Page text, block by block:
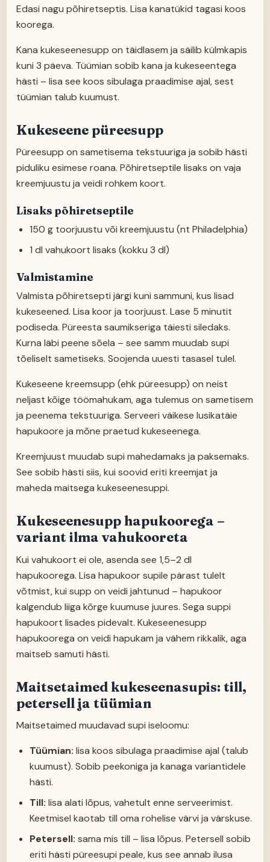
Edasi nagu põhiretseptis. Lisa kanatükid tagasi koos
koorega.
Kana kukeseenesupp on täidlasem ja säilib külmkapis
kuni 3 päeva. Tüümian sobib kana ja kukeseentega
hästi – lisa see koos sibulaga praadimise ajal, sest
tüümian talub kuumust.
Kukeseene püreesupp
Püreesupp on sametisema tekstuuriga ja sobib hästi
piduliku esimese roana. Põhiretseptile lisaks on vaja
kreemjuustu ja veidi rohkem koort.
Lisaks põhiretseptile
150 g toorjuustu või kreemjuustu (nt Philadelphia)
1 dl vahukoort lisaks (kokku 3 dl)
Valmistamine
Valmista põhiretsepti järgi kuni sammuni, kus lisad
kukeseened. Lisa koor ja toorjuust. Lase 5 minutit
podiseda. Püreesta saumikseriga täiesti siledaks.
Kurna läbi peene sõela – see samm muudab supi
tõeliselt sametiseks. Soojenda uuesti tasasel tulel.
Kukeseene kreemsupp (ehk püreesupp) on neist
neljast kõige töömahukam, aga tulemus on sametisem
ja peenema tekstuuriga. Serveeri väikese lusikatäie
hapukoore ja mõne praetud kukeseenega.
Kreemjuust muudab supi mahedamaks ja paksemaks.
See sobib hästi siis, kui soovid eriti kreemjat ja
maheda maitsega kukeseenesuppi.
Kukeseenesupp hapukoorega –
variant ilma vahukooreta
Kui vahukoort ei ole, asenda see 1,5–2 dl
hapukoorega. Lisa hapukoor supile pärast tulelt
võtmist, kui supp on veidi jahtunud – hapukoor
kalgendub liiga kõrge kuumuse juures. Sega suppi
hapukoort lisades pidevalt. Kukeseenesupp
hapukoorega on veidi hapukam ja vähem rikkalik, aga
maitseb samuti hästi.
Maitsetaimed kukeseenasupis: till,
petersell ja tüümian
Maitsetaimed muudavad supi iseloomu:
Tüümian: lisa koos sibulaga praadimise ajal (talub
kuumust). Sobib peekoniga ja kanaga variantidele
hästi.
Till: lisa alati lõpus, vahetult enne serveerimist.
Keetmisel kaotab till oma rohelise värvi ja värskuse.
Petersell: sama mis till – lisa lõpus. Petersell sobib
eriti hästi püreesupi peale, kus see annab ilusa